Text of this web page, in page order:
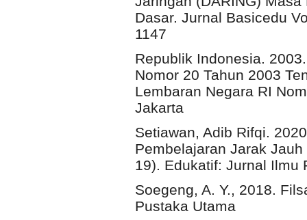
Dasar. Jurnal Basicedu
1147
Republik Indonesia.
Nomor 20 Tahun 2003
Lembaran Negara RI
Jakarta
Setiawan, Adib Rifqi.
Pembelajaran Jarak
19). Edukatif: Jurnal Ilmu
Soegeng, A. Y., 2018.
Pustaka Utama